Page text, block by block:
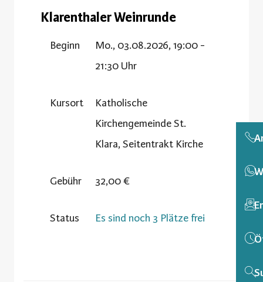
Klarenthaler Weinrunde
Beginn
Mo., 03.08.2026, 19:00 -
21:30 Uhr
Kursort
Katholische
Kirchengemeinde St.
Klara, Seitentrakt Kirche
Gebühr 32,00 €
Status Es sind noch 3 Plätze frei